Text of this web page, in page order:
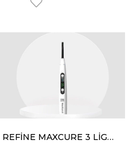
REFİNE MAXCURE 3 LİGHT CURE IŞINLI DOLGU CİHAZI